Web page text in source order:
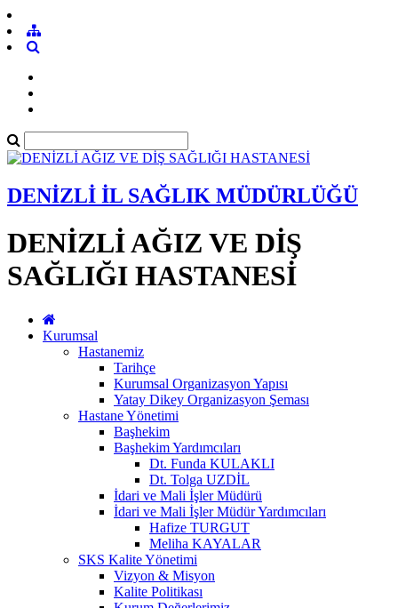
DENİZLİ İL SAĞLIK MÜDÜRLÜĞÜ
DENİZLİ AĞIZ VE DİŞ
SAĞLIĞI HASTANESİ
Kurumsal
Hastanemiz
Tarihçe
Kurumsal Organizasyon Yapısı
Yatay Dikey Organizasyon Şeması
Hastane Yönetimi
Başhekim
Başhekim Yardımcıları
Dt. Funda KULAKLI
Dt. Tolga UZDİL
İdari ve Mali İşler Müdürü
İdari ve Mali İşler Müdür Yardımcıları
Hafize TURGUT
Meliha KAYALAR
SKS Kalite Yönetimi
Vizyon & Misyon
Kalite Politikası